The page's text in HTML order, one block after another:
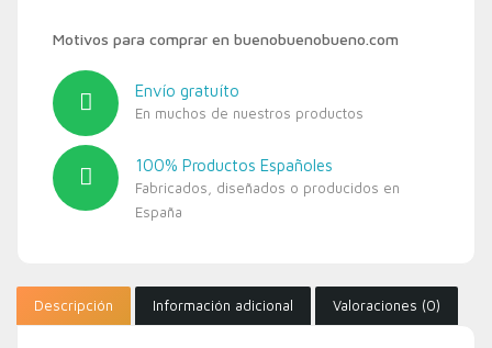
Motivos para comprar en buenobuenobueno.com
Envío gratuíto
En muchos de nuestros productos
100% Productos Españoles
Fabricados, diseñados o producidos en
España
Descripción Información adicional Valoraciones (0)